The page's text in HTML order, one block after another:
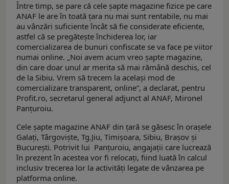
Între timp, se pare că cele șapte magazine fizice pe care
ANAF le are în toată țara nu mai sunt rentabile, nu mai
au vânzări suficiente încât să fie considerate eficiente,
astfel că se pregătește închiderea lor, iar
comercializarea de bunuri confiscate se va face pe viitor
numai online. „Noi avem acum vreo șapte magazine,
din care doar unul ar merita să mai rămână deschis, cel
de la Sibiu. Vrem să trecem la același mod de
comercializare transparent, online”, a declarat, pentru
Profit.ro, secretarul general adjunct al ANAF, Mironel
Panțuroiu.
Cele șapte magazine ANAF din țară se găsesc în orașele
Galați, Târgoviște, Tg.Jiu, Timișoara, Sibiu, Brașov și
București. Potrivit lui Panțuroiu, angajații care lucrează
în prezent în acestea vor fi relocați, fiind luată în calcul
inclusiv trecerea lor la activități legate de vânzarea pe
platforma online.